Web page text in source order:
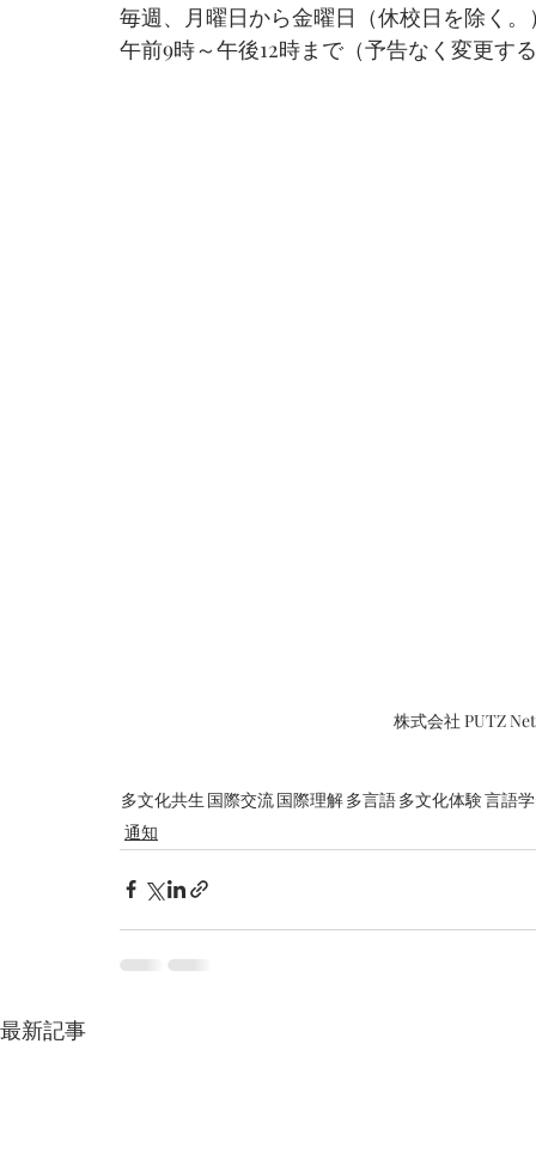
毎週、月曜日から金曜日（休校日を除く。
午前9時～午後12時まで（予告なく変更す
株式会社 PUTZ
多文化共生 国際交流国際理解多言語多文化体験言語
通知
最新記事